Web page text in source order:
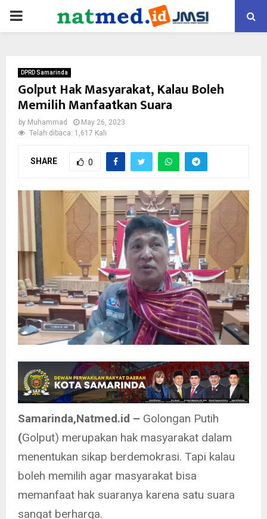
PRIMARY
DPRD Samarinda
Golput Hak Masyarakat, Kalau Boleh
Memilih Manfaatkan Suara
by Muhammad
May 26, 2023
Telah dibaca: 1,617 Kali
SHARE 0
Samarinda,Natmed.id – Golongan Putih
(Golput) merupakan hak masyarakat dalam
menentukan sikap berdemokrasi. Tapi kalau
boleh memilih agar masyarakat bisa
memanfaat hak suaranya karena satu suara
sangat berharga.